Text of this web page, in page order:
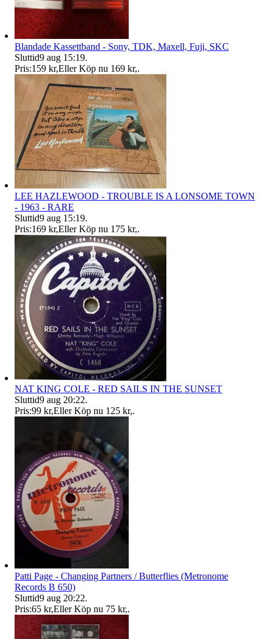
Blandade Kassettband - Sony, TDK, Maxell, Fuji, SKC
Sluttid9 aug 15:19.
Pris:159 kr,Eller Köp nu 169 kr,.
LEE HAZLEWOOD - TROUBLE IS A LONSOME TOWN
- 1963 - RARE
Sluttid9 aug 15:19.
Pris:169 kr,Eller Köp nu 175 kr,.
NAT KING COLE - RED SAILS IN THE SUNSET
Sluttid9 aug 20:22.
Pris:99 kr,Eller Köp nu 125 kr,.
Patti Page - Changing Partners / Butterflies (Metronome
Records B 650)
Sluttid9 aug 20:22.
Pris:65 kr,Eller Köp nu 75 kr,.